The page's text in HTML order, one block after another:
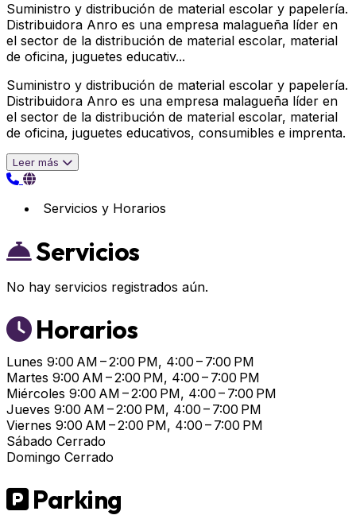
Suministro y distribución de material escolar y papelería.
Distribuidora Anro es una empresa malagueña líder en
el sector de la distribución de material escolar, material
de oficina, juguetes educativ...
Suministro y distribución de material escolar y papelería.
Distribuidora Anro es una empresa malagueña líder en
el sector de la distribución de material escolar, material
de oficina, juguetes educativos, consumibles e imprenta.
Leer más
Servicios y Horarios
Servicios
No hay servicios registrados aún.
Horarios
Lunes 9:00 AM – 2:00 PM, 4:00 – 7:00 PM
Martes 9:00 AM – 2:00 PM, 4:00 – 7:00 PM
Miércoles 9:00 AM – 2:00 PM, 4:00 – 7:00 PM
Jueves 9:00 AM – 2:00 PM, 4:00 – 7:00 PM
Viernes 9:00 AM – 2:00 PM, 4:00 – 7:00 PM
Sábado Cerrado
Domingo Cerrado
Parking